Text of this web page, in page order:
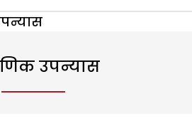
उपन्यास